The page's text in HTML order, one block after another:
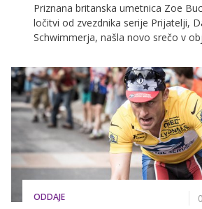
Priznana britanska umetnica Zoe
ločitvi od zvezdnika serije Prijatelji,
Schwimmerja, našla novo srečo v
ODDAJE